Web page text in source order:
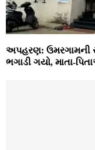
અપહરણ: ઉમરગામની
ભગાડી ગયો, માતા-